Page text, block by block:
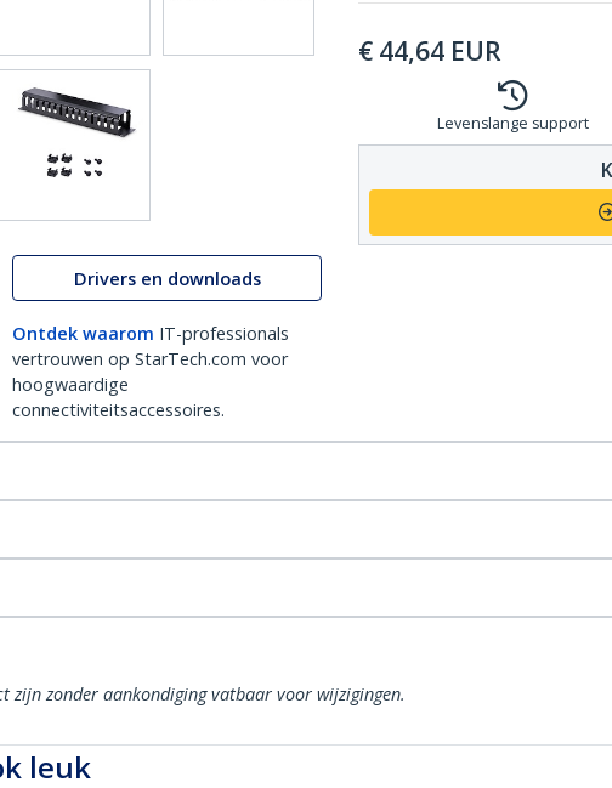
Drivers en downloads
Ontdek waarom IT-professionals
vertrouwen op StarTech.com voor
hoogwaardige
connectiviteitsaccessoires.
€ 44,64 EUR
Levenslange support
zijn zonder aankondiging vatbaar voor wijzigingen.
leuk